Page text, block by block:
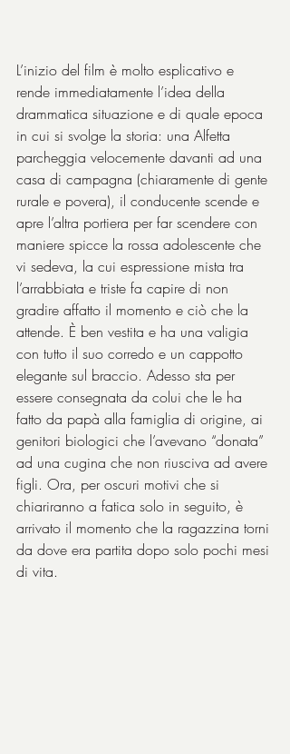
L’inizio del film è molto esplicativo e
rende immediatamente l’idea della
drammatica situazione e di quale epoca
in cui si svolge la storia: una Alfetta
parcheggia velocemente davanti ad una
casa di campagna (chiaramente di gente
rurale e povera), il conducente scende e
apre l’altra portiera per far scendere con
maniere spicce la rossa adolescente che
vi sedeva, la cui espressione mista tra
l’arrabbiata e triste fa capire di non
gradire affatto il momento e ciò che la
attende. È ben vestita e ha una valigia
con tutto il suo corredo e un cappotto
elegante sul braccio. Adesso sta per
essere consegnata da colui che le ha
fatto da papà alla famiglia di origine, ai
genitori biologici che l’avevano “donata”
ad una cugina che non riusciva ad avere
figli. Ora, per oscuri motivi che si
chiariranno a fatica solo in seguito, è
arrivato il momento che la ragazzina torni
da dove era partita dopo solo pochi mesi
di vita.